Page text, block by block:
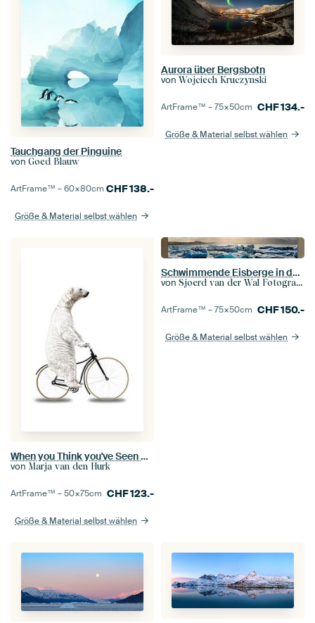
Tauchgang der Pinguine
von Goed Blauw
ArtFrame™ –60×80cm CHF138.-
Größe & Material selbst wählen
Aurora über Bergsbotn
von Wojciech Kruczynski
ArtFrame™ –75×50cm CHF134.-
Größe & Material selbst wählen
When you Think you've Seen Everything
von Marja van den Hurk
ArtFrame™ –50×75cm CHF123.-
Größe & Material selbst wählen
Schwimmende Eisberge in der Gletscherlagune Jokulsalon in Island
von Sjoerd van der Wal Fotografie
ArtFrame™ –75×50cm CHF150.-
Größe & Material selbst wählen